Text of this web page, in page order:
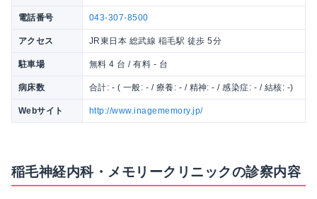
電話番号 043-307-8500
アクセス JR東日本 総武線 稲毛駅 徒歩 5分
駐車場 無料 4 台 / 有料 - 台
病床数 合計: - ( 一般: - / 療養: - / 精神: - / 感染症: - / 結核: -)
Webサイト http://www.inagememory.jp/
稲毛神経内科・メモリークリニックの診察内容